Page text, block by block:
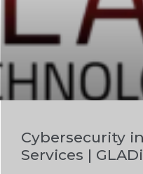
Cybersecurity
Services |